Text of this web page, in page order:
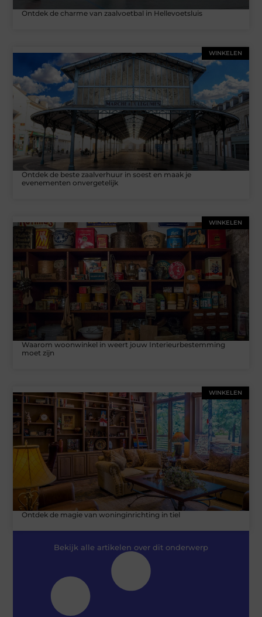
Ontdek de charme van zaalvoetbal in Hellevoetsluis
WINKELEN
Ontdek de beste zaalverhuur in soest en maak je
evenementen onvergetelijk
WINKELEN
Waarom woonwinkel in weert jouw Interieurbestemming
moet zijn
WINKELEN
Ontdek de magie van woninginrichting in tiel
Bekijk alle artikelen over dit onderwerp